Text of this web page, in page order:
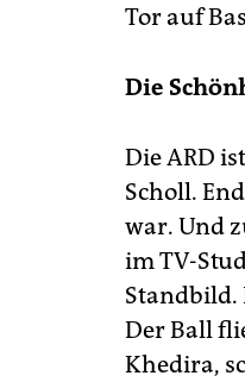
Tor auf
Die
Die ARD
Scholl.
war. Und
im TV-
Standbild.
Der Ball
Khedira,